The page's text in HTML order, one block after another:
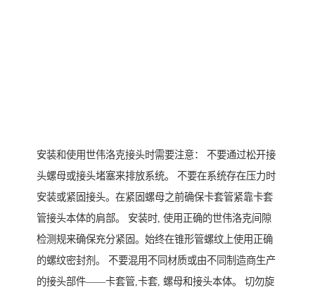
安装和使用世伟洛克接头时需要注意： 不要通过松开接
头螺母或接头堵塞来排放系统。 不要在系统存在压力时
安装或紧固接头。在紧固螺母之前确保卡套管紧靠卡套
管接头本体的肩部。 安装时, 使用正确的世伟洛克间隙
检测规来确保充分紧固。始终在锥形管螺纹上使用正确
的螺纹密封剂。 不要混用不同材质或由不同制造商生产
的接头部件——卡套管,卡套, 螺母和接头本体。 切勿旋